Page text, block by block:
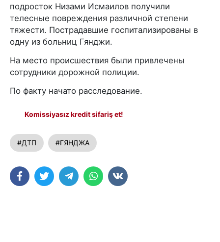
подросток Низами Исмаилов получили
телесные повреждения различной степени
тяжести. Пострадавшие госпитализированы в
одну из больниц Гянджи.
На место происшествия были привлечены
сотрудники дорожной полиции.
По факту начато расследование.
Komissiyasız kredit sifariş et!
#ДТП #ГЯНДЖА